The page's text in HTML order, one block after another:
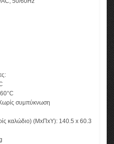
συμπύκνωση
καλώδιο) (ΜxΠxΥ): 140.5 x 60.3